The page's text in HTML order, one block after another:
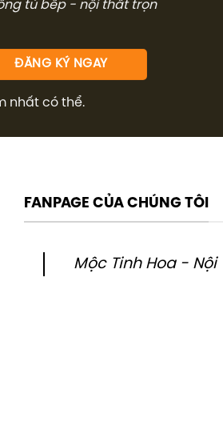
tủ bếp - nội thất trọn
nhất có thể.
FANPAGE CỦA CHÚNG TÔI
Mộc Tinh Hoa - Nội